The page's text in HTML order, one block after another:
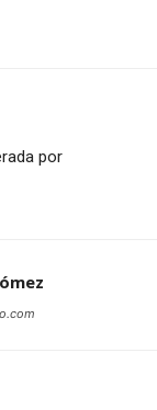
por